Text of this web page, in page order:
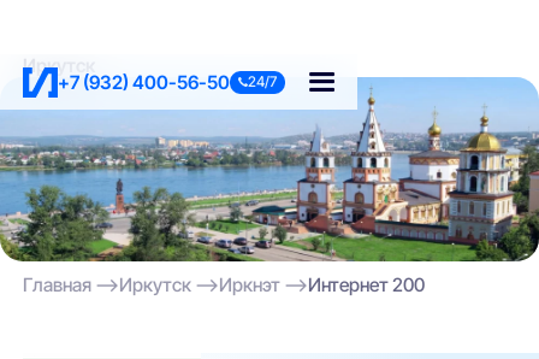
+7 (932) 400-56-50 24/7
Иркутск
Главная Иркутск Иркнэт Интернет 200